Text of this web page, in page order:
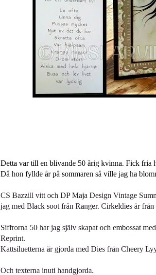
Detta var till en blivande 50 årig kvinna. Fick fria
Då hon fyllde år på sommaren så ville jag ha
CS Bazzill vitt och DP Maja Design Vintage
jag med Black soot från Ranger. Cirkeldies är
Siffrorna 50 har jagsjälv skapat och embossat
Reprint.
Kattsiluetterna är gjorda med Dies från Cheery
Och texterna inuti handgjorda.